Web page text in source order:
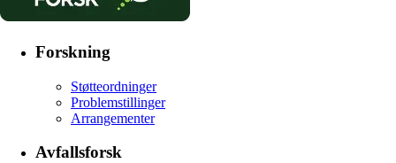
Forskning
Støtteordninger
Problemstillinger
Arrangementer
Avfallsforsk